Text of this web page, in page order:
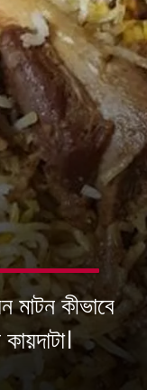
মাটন কীভাবে
নরম তুলতুলে হবে, শিখে নিন কায়দাটা।